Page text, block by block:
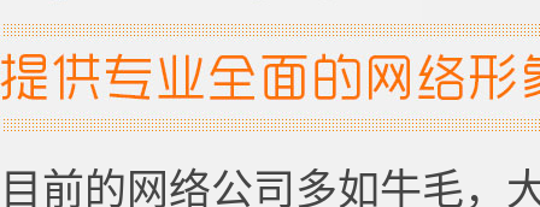
目前的网络公司多如牛毛，